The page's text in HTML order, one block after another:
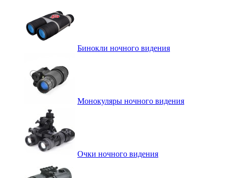
Бинокли ночного видения
Монокуляры ночного видения
Очки ночного видения